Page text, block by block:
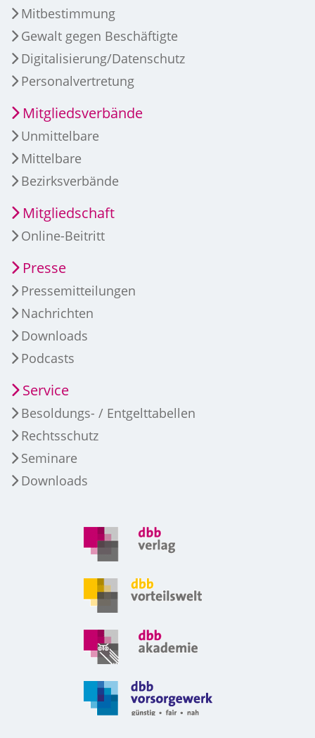
Mitbestimmung
Gewalt gegen Beschäftigte
Digitalisierung/Datenschutz
Personalvertretung
Mitgliedsverbände
Unmittelbare
Mittelbare
Bezirksverbände
Mitgliedschaft
Online-Beitritt
Presse
Pressemitteilungen
Nachrichten
Downloads
Podcasts
Service
Besoldungs- / Entgelttabellen
Rechtsschutz
Seminare
Downloads